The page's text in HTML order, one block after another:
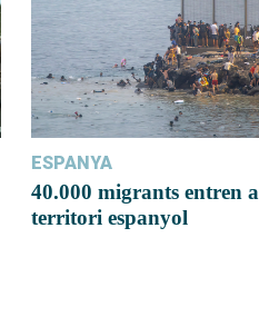
ESPANYA
40.000 migrants entren a
territori espanyol